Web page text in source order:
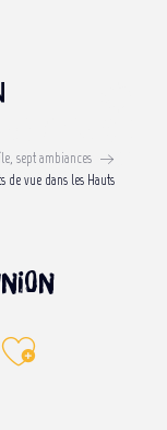
les Hauts
sept ambiances
de vue dans les Hauts